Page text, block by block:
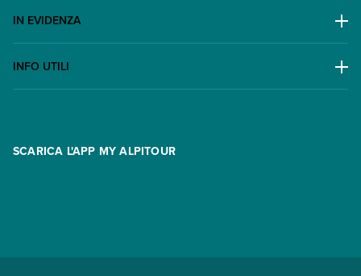
Lavora con noi
Assicurazioni
IN EVIDENZA
INFO UTILI
Condizioni generali di contratto
SCARICA L'APP MY ALPITOUR